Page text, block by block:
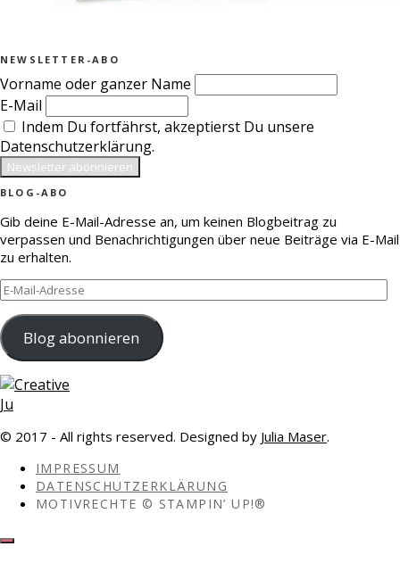
NEWSLETTER-ABO
Vorname oder ganzer Name
E-Mail
Indem Du fortfährst, akzeptierst Du unsere
Datenschutzerklärung.
BLOG-ABO
Gib deine E-Mail-Adresse an, um keinen Blogbeitrag zu
verpassen und Benachrichtigungen über neue Beiträge via E-Mail
zu erhalten.
E-
Mail-
Adresse
Blog abonnieren
© 2017 - All rights reserved. Designed by Julia Maser.
IMPRESSUM
DATENSCHUTZERKLÄRUNG
MOTIVRECHTE © STAMPIN’ UP!®